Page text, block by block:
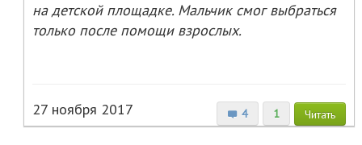
на детской площадке. Мальчик смог выбраться
только после помощи взрослых.
4 1 Читать
27 ноября 2017